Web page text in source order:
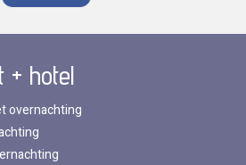
+ hotel
overnachting